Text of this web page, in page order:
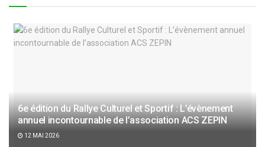
6e édition du Rallye Culturel et Sportif : L’évènement
annuel incontournable de l’association ACS ZEPIN
12 MAI 2026